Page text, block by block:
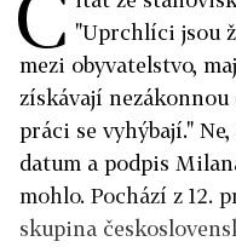
"Uprchlíci jsou
mezi obyvatelstvo,
získávají
práci se vyhýbají."
datum a podpis
mohlo. Pochází z 12.
skupina